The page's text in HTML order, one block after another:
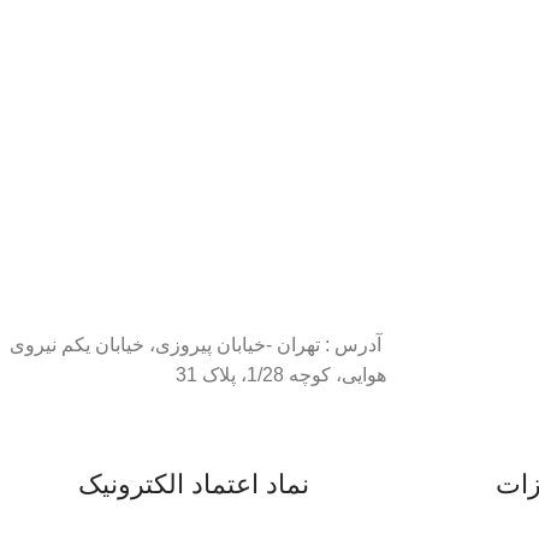
آدرس : تهران -خیابان پیروزی، خیابان یکم نیروی
هوایی، کوچه 1/28، پلاک 31
نماد اعتماد الکترونیک